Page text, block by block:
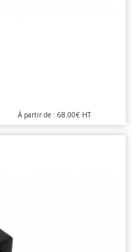
À partir de : 68.00€ HT